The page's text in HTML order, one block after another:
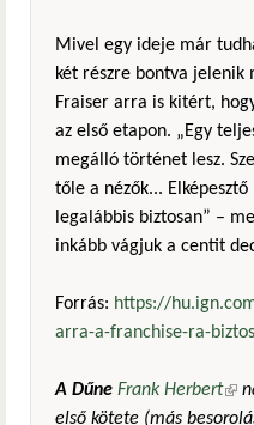
Mivel egy ideje már
két részre bontva jelenik
Fraiser arra is kitért,
az első etapon. „Egy
megálló történet lesz.
tőle a nézők...
legalábbis biztosan” –
inkább vágjuk a centit
Forrás: https://
arra-a-franchise-ra-
A Dűne Frank Herbert
első kötete (más